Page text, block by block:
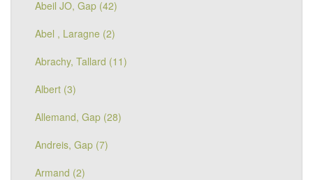
Abeil JO, Gap (42)
Abel , Laragne (2)
Abrachy, Tallard (11)
Albert (3)
Allemand, Gap (28)
Andreis, Gap (7)
Armand (2)